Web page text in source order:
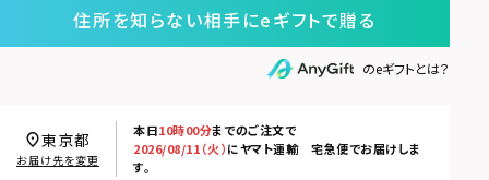
住所を知らない相手にeギフトで贈る
のeギフトとは？
本日10時00分までのご注文で
2026/08/11（火）にヤマト運輸 宅急便でお届けしま
す。
東京都
お届け先を変更